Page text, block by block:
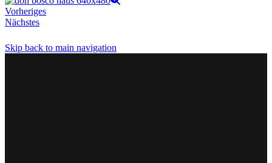
Vorheriges
Nächstes
Skip back to main navigation